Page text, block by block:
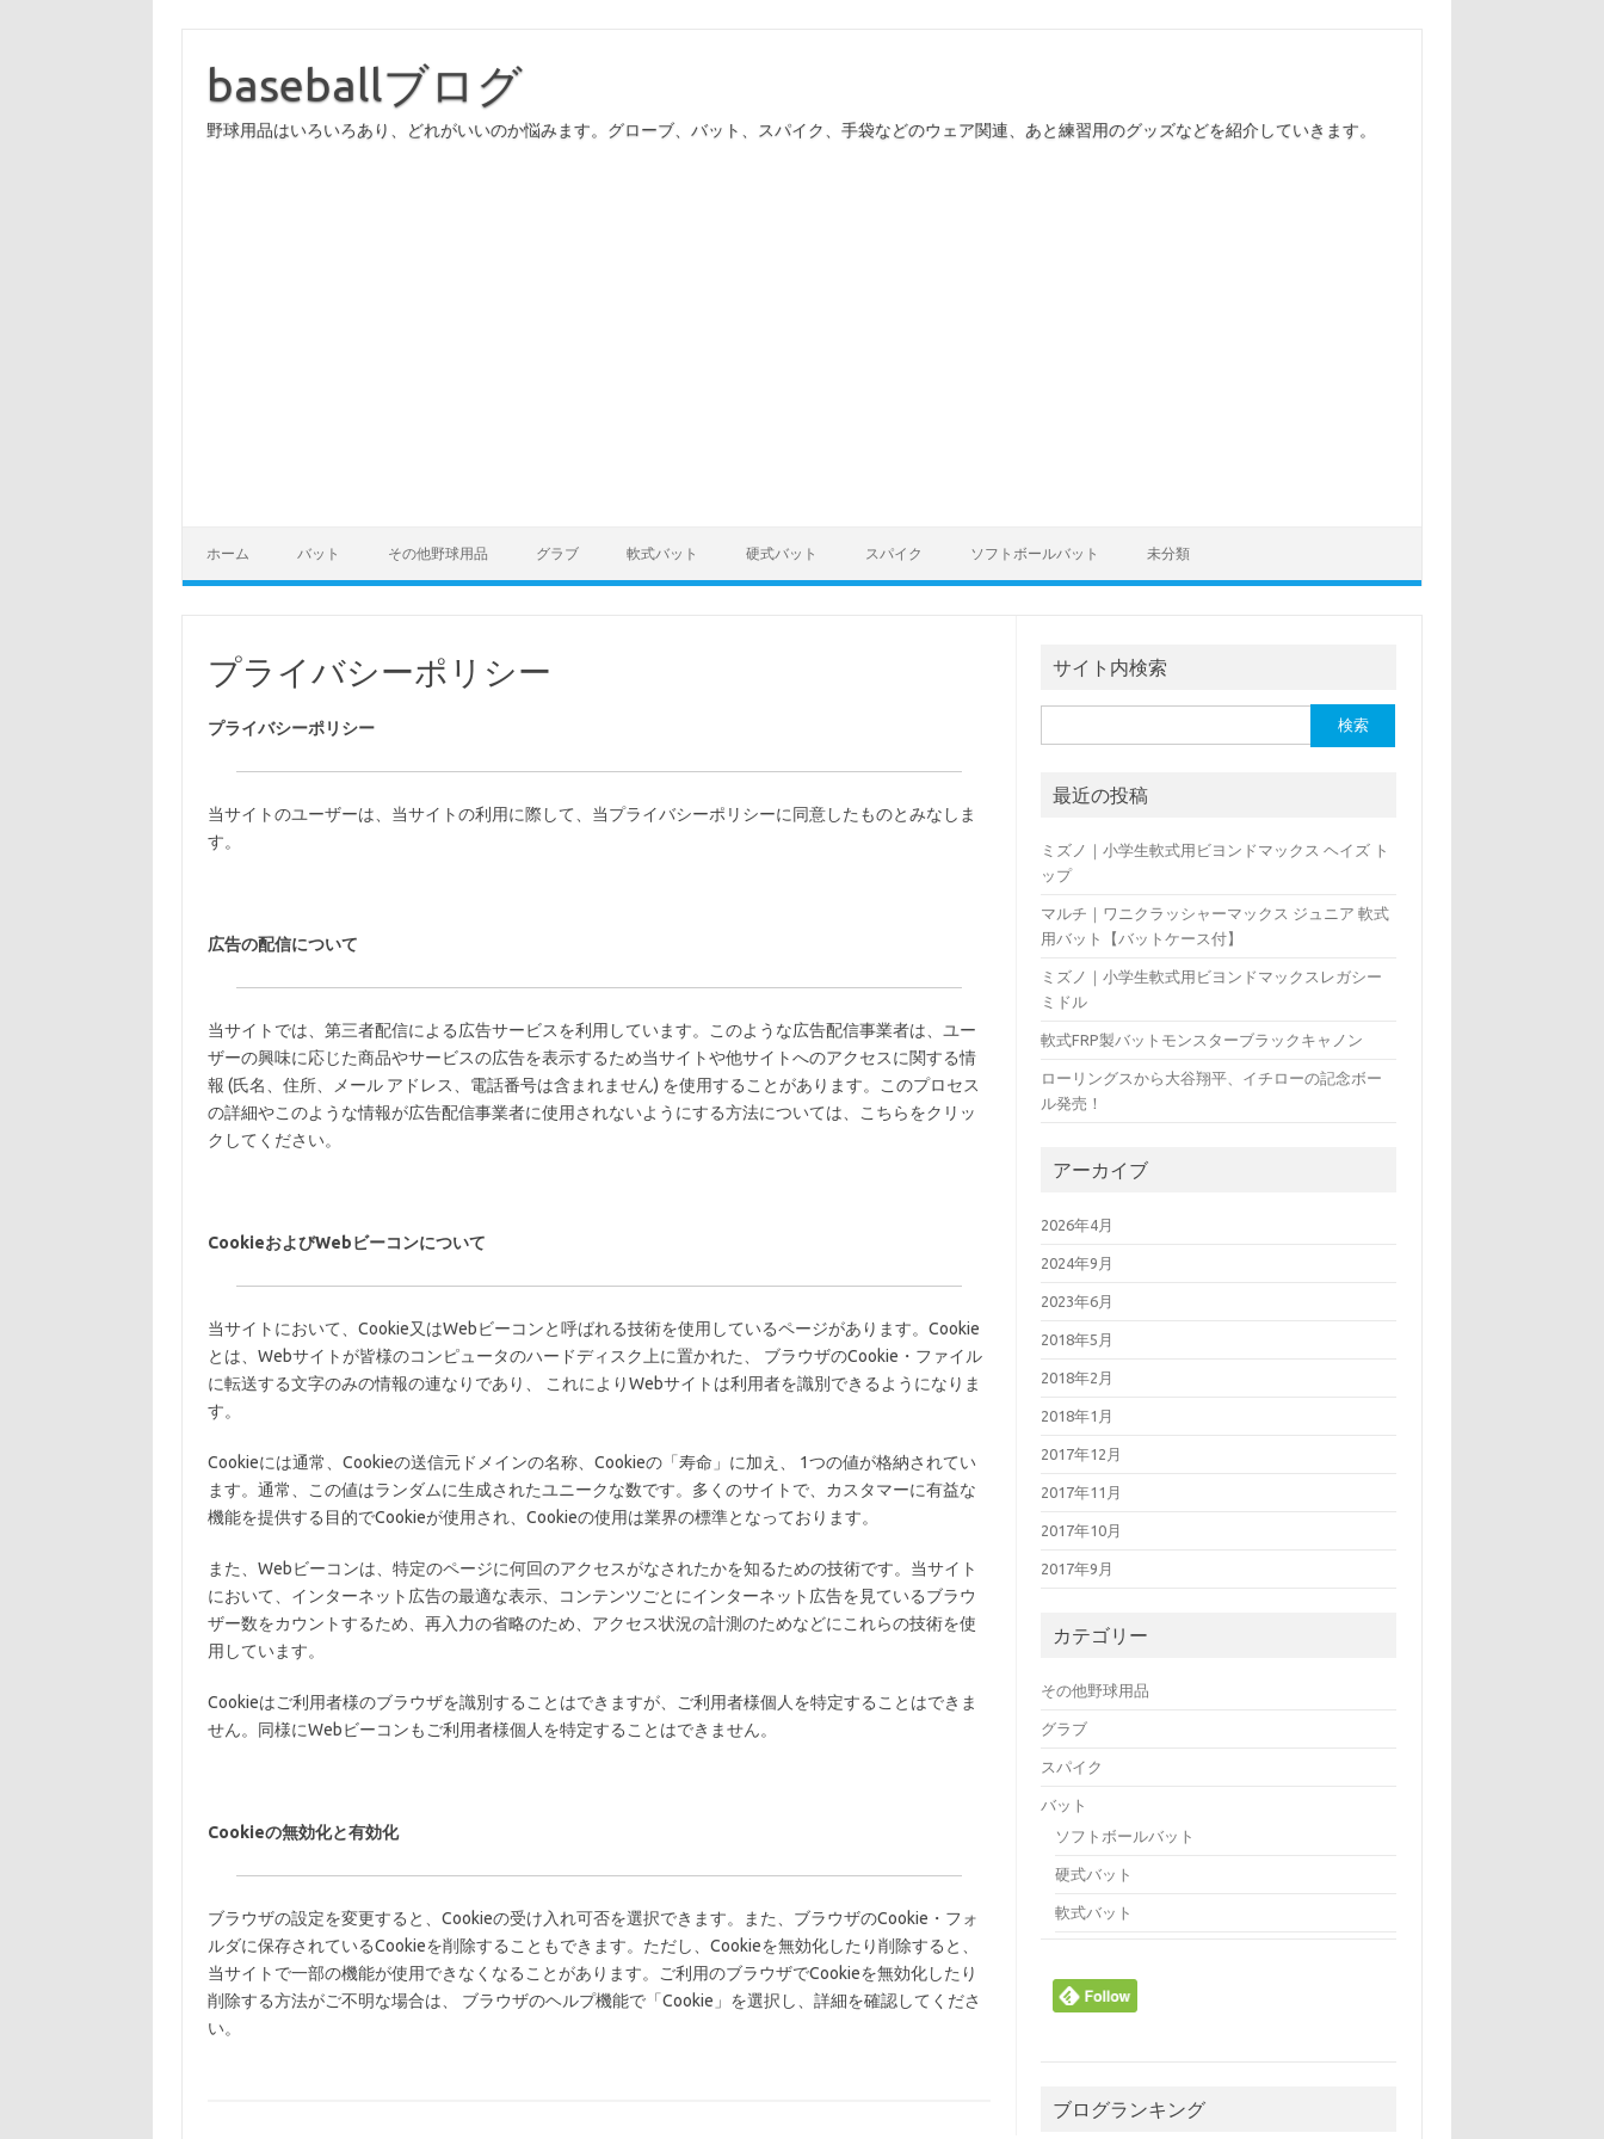
baseballブログ
野球用品はいろいろあり、どれがいいのか悩みます。グローブ、バット、スパイク、手袋などのウェア関連、あと練習用のグッズなどを紹介していきます。
ホーム バット その他野球用品 グラブ 軟式バット 硬式バット スパイク ソフトボールバット 未分類
プライバシーポリシー
プライバシーポリシー
当サイトのユーザーは、当サイトの利用に際して、当プライバシーポリシーに同意したものとみなしま
す。
広告の配信について
当サイトでは、第三者配信による広告サービスを利用しています。このような広告配信事業者は、ユー
ザーの興味に応じた商品やサービスの広告を表示するため当サイトや他サイトへのアクセスに関する情
報 (氏名、住所、メール アドレス、電話番号は含まれません) を使用することがあります。このプロセス
の詳細やこのような情報が広告配信事業者に使用されないようにする方法については、こちらをクリッ
クしてください。
CookieおよびWebビーコンについて
当サイトにおいて、Cookie又はWebビーコンと呼ばれる技術を使用しているページがあります。Cookie
とは、Webサイトが皆様のコンピュータのハードディスク上に置かれた、 ブラウザのCookie・ファイル
に転送する文字のみの情報の連なりであり、 これによりWebサイトは利用者を識別できるようになりま
す。
Cookieには通常、Cookieの送信元ドメインの名称、Cookieの「寿命」に加え、 1つの値が格納されてい
ます。通常、この値はランダムに生成されたユニークな数です。多くのサイトで、カスタマーに有益な
機能を提供する目的でCookieが使用され、Cookieの使用は業界の標準となっております。
また、Webビーコンは、特定のページに何回のアクセスがなされたかを知るための技術です。当サイト
において、インターネット広告の最適な表示、コンテンツごとにインターネット広告を見ているブラウ
ザー数をカウントするため、再入力の省略のため、アクセス状況の計測のためなどにこれらの技術を使
用しています。
Cookieはご利用者様のブラウザを識別することはできますが、ご利用者様個人を特定することはできま
せん。同様にWebビーコンもご利用者様個人を特定することはできません。
Cookieの無効化と有効化
ブラウザの設定を変更すると、Cookieの受け入れ可否を選択できます。また、ブラウザのCookie・フォ
ルダに保存されているCookieを削除することもできます。ただし、Cookieを無効化したり削除すると、
当サイトで一部の機能が使用できなくなることがあります。ご利用のブラウザでCookieを無効化したり
削除する方法がご不明な場合は、 ブラウザのヘルプ機能で「Cookie」を選択し、詳細を確認してくださ
い。
サイト内検索
索:
最近の投稿
ミズノ｜小学生軟式用ビヨンドマックス ヘイズ ト
ップ
マルチ｜ワニクラッシャーマックス ジュニア 軟式
用バット【バットケース付】
ミズノ｜小学生軟式用ビヨンドマックスレガシー
ミドル
軟式FRP製バットモンスターブラックキャノン
ローリングスから大谷翔平、イチローの記念ボー
ル発売！
アーカイブ
2026年4月
2024年9月
2023年6月
2018年5月
2018年2月
2018年1月
2017年12月
2017年11月
2017年10月
2017年9月
カテゴリー
その他野球用品
グラブ
スパイク
バット
ソフトボールバット
硬式バット
軟式バット
ブログランキング